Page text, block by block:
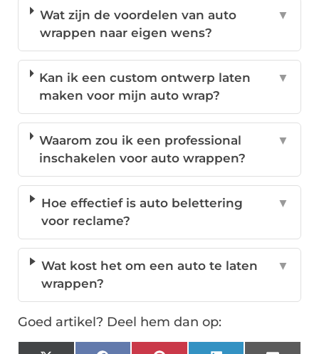
Wat zijn de voordelen van auto
wrappen naar eigen wens?
▼
Kan ik een custom ontwerp laten
maken voor mijn auto wrap?
▼
Waarom zou ik een professional
inschakelen voor auto wrappen?
▼
Hoe effectief is auto belettering
voor reclame?
▼
Wat kost het om een auto te laten
wrappen?
▼
Goed artikel? Deel hem dan op: